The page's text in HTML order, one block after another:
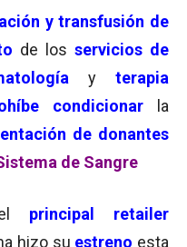
y transfusión de
de los servicios de
y terapia
condicionar
la
de donantes
de Sangre
principal retailer
hizo su estreno esta